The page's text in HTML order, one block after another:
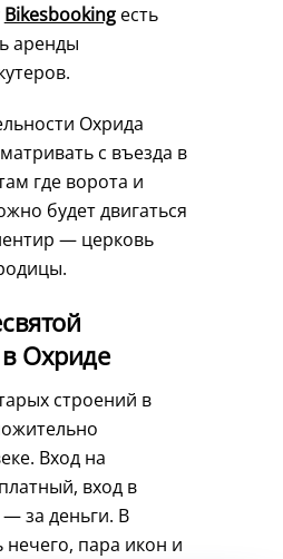
Bikesbookingесть
аренды
Охрида
с въезда в
где ворота и
будет двигаться
— церковь
Охриде
строений в
Вход на
вход в
за деньги. В
нечего, пара икон и